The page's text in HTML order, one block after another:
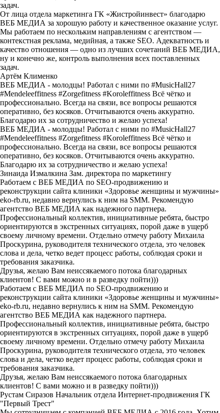
задач.
От лица отдела маркетинга ГК «Жистройинвест» благодарю
ВЕБ МЕДИА за хорошую работу и качественное оказание услуг.
Мы работаем по нескольким направлениям с агентством —
контекстная реклама, медийная, а также SEO. Адекватность и
качество отношения — одно из лучших сочетаний ВЕБ МЕДИА,
ну и конечно же, контроль выполнения всех поставленных
задач.
Артём Клименко
ВЕБ МЕДИА - молодцы! Работал с ними по #MusicHall27
#Mendeleeffitness #Zorgefitness #Koroleffitness Всё чётко и
профессионально. Всегда на связи, все вопросы решаются
оперативно, без косяков. Отчитываются очень аккуратно.
Благодарю их за сотрудничество и желаю успеха!
ВЕБ МЕДИА - молодцы! Работал с ними по #MusicHall27
#Mendeleeffitness #Zorgefitness #Koroleffitness Всё чётко и
профессионально. Всегда на связи, все вопросы решаются
оперативно, без косяков. Отчитываются очень аккуратно.
Благодарю их за сотрудничество и желаю успеха!
Зинаида Измалкина Зам. директора по маркетингу
Работаем с ВЕБ МЕДИА по SEO-продвижению и
реконструкции сайта клиники «Здоровье женщины и мужчины»
eko-rb.ru, недавно вернулись к ним на SMM. Рекомендую
агентство ВЕБ МЕДИА как надежного партнера.
Профессиональный коллектив, инициативные ребята, быстро
ориентируются в экстренных ситуациях, порой даже в ущерб
своему личному времени. Отдельно отмечу работу Михаила
Проскурина, руководителя технического отдела, это человек
слова и дела, четко ведет процесс работы, соблюдая сроки и
требования заказчика.
Друзья, желаю Вам неиссякаемого потока благодарных
клиентов! С вами можно и в разведку пойти)))
Работаем с ВЕБ МЕДИА по SEO-продвижению и
реконструкции сайта клиники «Здоровье женщины и мужчины»
eko-rb.ru, недавно вернулись к ним на SMM. Рекомендую
агентство ВЕБ МЕДИА как надежного партнера.
Профессиональный коллектив, инициативные ребята, быстро
ориентируются в экстренных ситуациях, порой даже в ущерб
своему личному времени. Отдельно отмечу работу Михаила
Проскурина, руководителя технического отдела, это человек
слова и дела, четко ведет процесс работы, соблюдая сроки и
требования заказчика.
Друзья, желаю Вам неиссякаемого потока благодарных
клиентов! С вами можно и в разведку пойти)))
Рустам Сиразов Начальник отдела Интернет-продвижения ГК
"Первый Трест"